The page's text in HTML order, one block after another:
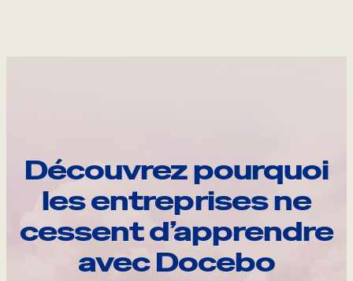
Découvrez pourquoi
les entreprises ne
cessent d’apprendre
avec Docebo